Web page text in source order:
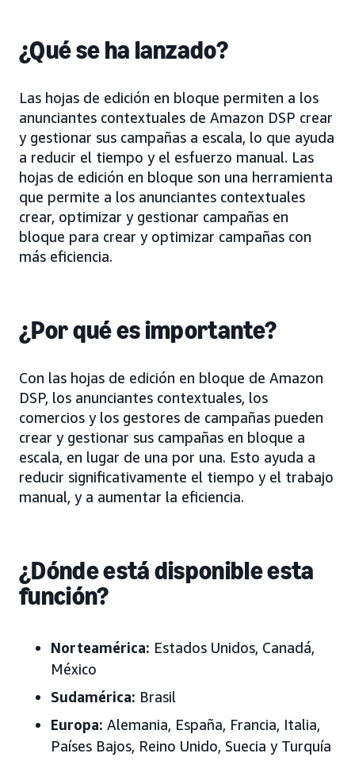
¿Qué se ha lanzado?
Las hojas de edición en bloque permiten a los
anunciantes contextuales de Amazon DSP crear
y gestionar sus campañas a escala, lo que ayuda
a reducir el tiempo y el esfuerzo manual. Las
hojas de edición en bloque son una herramienta
que permite a los anunciantes contextuales
crear, optimizar y gestionar campañas en
bloque para crear y optimizar campañas con
más eficiencia.
¿Por qué es importante?
Con las hojas de edición en bloque de Amazon
DSP, los anunciantes contextuales, los
comercios y los gestores de campañas pueden
crear y gestionar sus campañas en bloque a
escala, en lugar de una por una. Esto ayuda a
reducir significativamente el tiempo y el trabajo
manual, y a aumentar la eficiencia.
¿Dónde está disponible esta
función?
Norteamérica: Estados Unidos, Canadá,
México
Sudamérica: Brasil
Europa: Alemania, España, Francia, Italia,
Países Bajos, Reino Unido, Suecia y Turquía